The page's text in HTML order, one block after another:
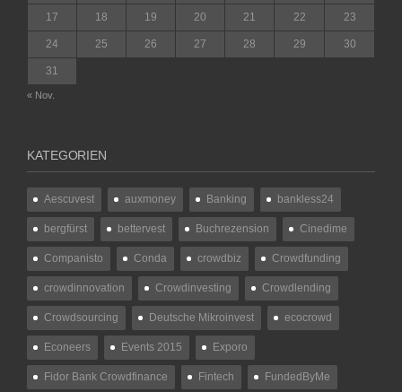
17 18 19 20 21 22 23
24 25 26 27 28 29 30
31
« Nov.
KATEGORIEN
Aescuvest auxmoney Banking bankless24
bergfürst bettervest Buchrezension Cinedime
Companisto Conda crowdbiz Crowdfunding
crowdinnovation Crowdinvesting Crowdlending
Crowdsourcing Deutsche Mikroinvest ecocrowd
Econeers Events 2015 Exporo
Fidor Bank Crowdfinance Fintech FundedByMe